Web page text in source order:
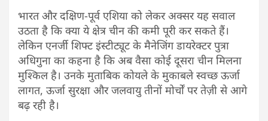
भारत और दक्षिण-पूर्व एशिया को लेकर अक्सर यह सवाल
उठता है कि क्या ये क्षेत्र चीन की कमी पूरी कर सकते हैं।
लेकिन एनर्जी शिफ्ट इंस्टीट्यूट के मैनेजिंग डायरेक्टर पुत्रा
अधिगुना का कहना है कि अब वैसा कोई दूसरा चीन मिलना
मुश्किल है। उनके मुताबिक कोयले के मुकाबले स्वच्छ ऊर्जा
लागत, ऊर्जा सुरक्षा और जलवायु तीनों मोर्चों पर तेज़ी से आगे
बढ़ रही है।